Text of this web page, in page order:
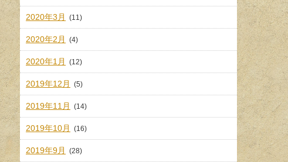
2020年3月 (11)
2020年2月 (4)
2020年1月 (12)
2019年12月 (5)
2019年11月 (14)
2019年10月 (16)
2019年9月 (28)